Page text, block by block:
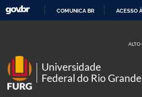
COMUNICA BR ACESSO
ALTO
Universidade
Federal do Rio Grande